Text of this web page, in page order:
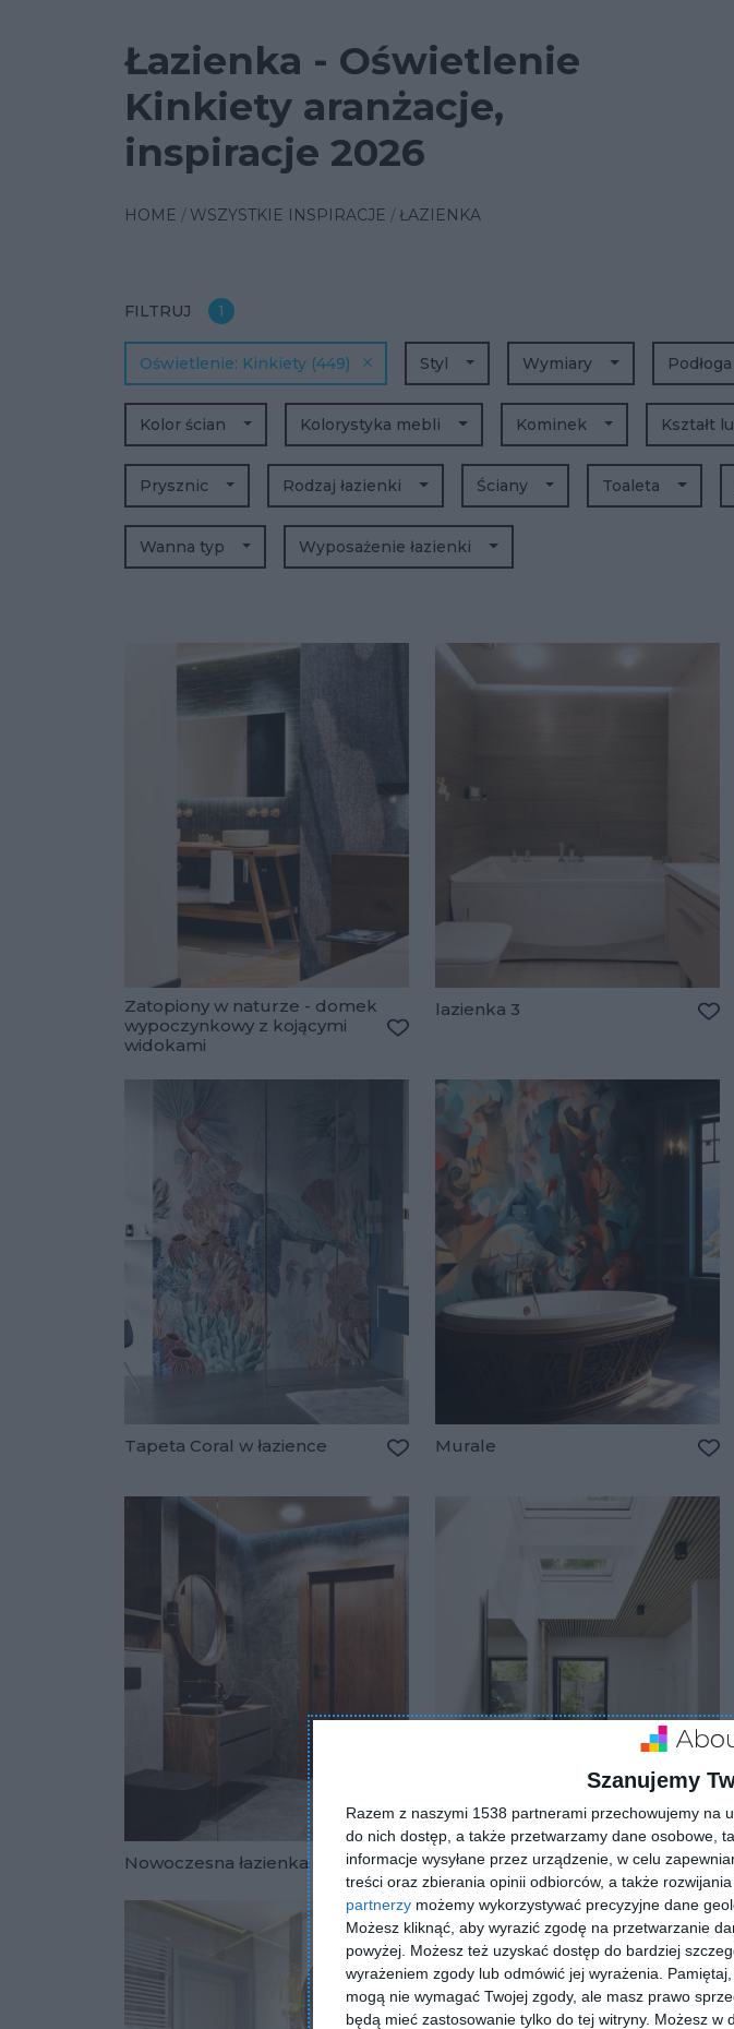
Szanujemy
Razem z naszymi 1538 partnerami przechowujemy na
do nich dostęp, a także przetwarzamy dane osobowe,
informacje wysyłane przez urządzenie, w celu
treści oraz zbierania opinii odbiorców, a także
partnerzy możemy wykorzystywać precyzyjne dane
Możesz kliknąć, aby wyrazić zgodę na przetwarzanie
powyżej. Możesz też uzyskać dostęp do bardziej
wyrażeniem zgody lub odmówić jej wyrażenia.
mogą nie wymagać Twojej zgody, ale masz prawo
będą mieć zastosowanie tylko do tej witryny. Możesz
Łazienka - Oświetlenie
Kinkiety aranżacje,
inspiracje 2026
HOME WSZYSTKIE INSPIRACJE ŁAZIENKA
FILTRUJ 1
Styl Wymiary Podłoga
Kinkiety (449)
Oświetlenie
Kolor ścian Kolorystyka mebli Kominek Kształt
Prysznic Rodzaj łazienki Ściany Toaleta
Wanna typ Wyposażenie łazienki
Zatopiony w naturze - domek
wypoczynkowy z kojącymi
widokami
lazienka 3
Tapeta Coral w łazience Murale
Nowoczesna łazienka
Dodaj do ulubionych
Kąpiel w naturze